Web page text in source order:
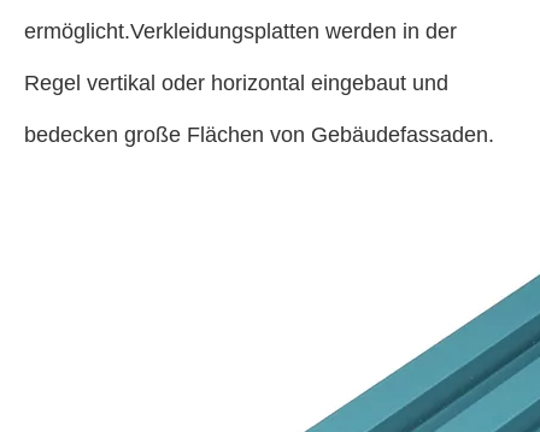
ermöglicht.Verkleidungsplatten werden in der
Regel vertikal oder horizontal eingebaut und
bedecken große Flächen von Gebäudefassaden.